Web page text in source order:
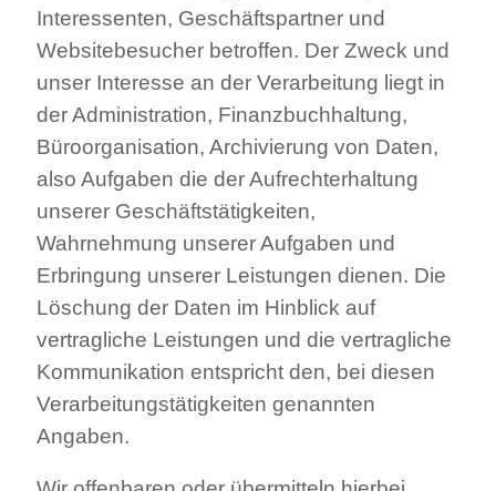
Interessenten, Geschäftspartner und
Websitebesucher betroffen. Der Zweck und
unser Interesse an der Verarbeitung liegt in
der Administration, Finanzbuchhaltung,
Büroorganisation, Archivierung von Daten,
also Aufgaben die der Aufrechterhaltung
unserer Geschäftstätigkeiten,
Wahrnehmung unserer Aufgaben und
Erbringung unserer Leistungen dienen. Die
Löschung der Daten im Hinblick auf
vertragliche Leistungen und die vertragliche
Kommunikation entspricht den, bei diesen
Verarbeitungstätigkeiten genannten
Angaben.